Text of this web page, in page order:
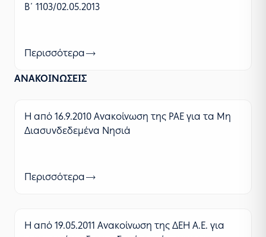
Β΄ 1103/02.05.2013
Περισσότερα
ΑΝΑΚΟΙΝΩΣΕΙΣ
Η από 16.9.2010 Ανακοίνωση της ΡΑΕ για τα Μη
Διασυνδεδεμένα Νησιά
Περισσότερα
Η από 19.05.2011 Ανακοίνωση της ΔΕΗ Α.Ε. για